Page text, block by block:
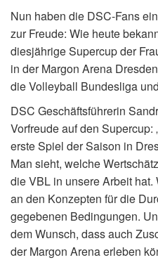
Nun haben die DSC-Fans
zur Freude: Wie heute
diesjährige Supercup der
in der Margon Arena
die Volleyball Bundesliga
DSC Geschäftsführerin
Vorfreude auf den Supercup:
erste Spiel der Saison in
Man sieht, welche
die VBL in unsere Arbeit
an den Konzepten für die
gegebenen Bedingungen.
dem Wunsch, dass auch
der Margon Arena erleben